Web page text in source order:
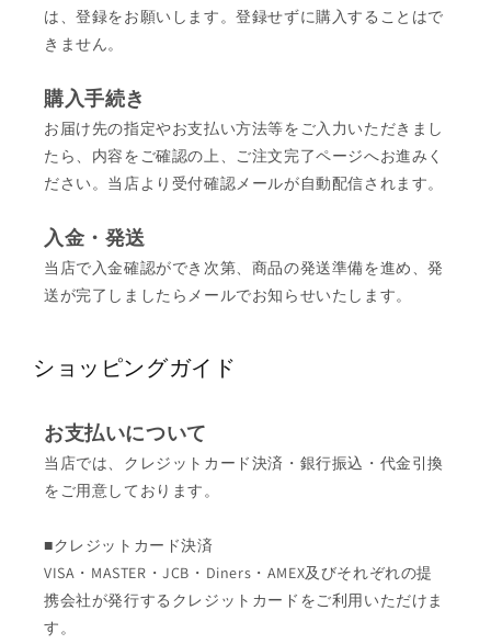
は、登録をお願いします。登録せずに購入することはで
きません。
購入手続き
お届け先の指定やお支払い方法等をご入力いただきまし
たら、内容をご確認の上、ご注文完了ページへお進みく
ださい。当店より受付確認メールが自動配信されます。
入金・発送
当店で入金確認ができ次第、商品の発送準備を進め、発
送が完了しましたらメールでお知らせいたします。
ショッピングガイド
お支払いについて
当店では、クレジットカード決済・銀行振込・代金引換
をご用意しております。
■クレジットカード決済
VISA・MASTER・JCB・Diners・AMEX及びそれぞれの提
携会社が発行するクレジットカードをご利用いただけま
す。